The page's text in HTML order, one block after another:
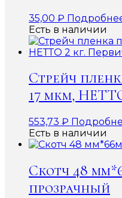
35,00 ₽
Есть в наличии
Стрейч
17 мкм,
553,73 ₽
Есть в наличии
Скотч 48
прозрачный